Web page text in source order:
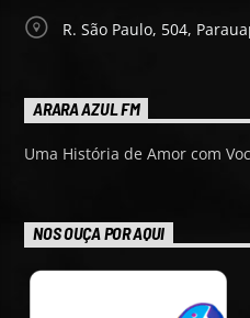
R. São Paulo, 504,
ARARA AZUL FM
Uma História de Amor com
NOS OUÇA POR AQUI